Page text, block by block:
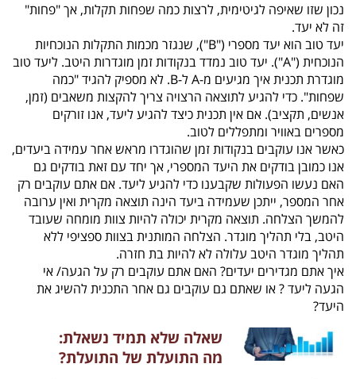
נכון שזו שאיפה לגיטימית, לרצות כמה שפחות תקלות, אך "פחות"
זה לא יעד.
יעד טוב הוא יעד מספרי ("B"), שנגזר מכמות התקלות הנוכחיות
הנוכחית ("A"). יעד טוב נמדד בנקודות זמן מוגדרות היטב. ליעד טוב
מוגדרת תכנית איך מגיעים מ-A ל-B. לא מספיק להגיד "כמה
שפחות". כדי להגיע לתוצאה הרצויה צריך להקצות משאבים (זמן,
אנשים, תקציב). אם אין תכנית כיצד להגיע ליעד, אנו זורקים
מספרים באוויר ומתפללים לטוב.
כאשר אנו עוקבים בנקודות זמן שהוגדרו מראש אחר עמידה ביעדים,
אנו כמובן בודקים את היעד המספרי, אך יחד עם זאת בודקים גם
האם נעשו הפעולות שקבענו כדי להגיע ליעד. אם אתם עוקבים רק
אחר המספר, ייתכן שעמידה ביעד הינה תוצאה מקרית ואין ערובה
להמשך הצלחה. תוצאה מקרית יכולה להיות צוות מומחה שעובד
היטב, בלי תהליך מוגדר. הצלחה המותנית בצוות ספציפי ללא
תהליך מוגדר היטב עלולה לא להיות בת חזרה.
איך אתם מגדירים יעדים? האם אתם עוקבים רק על הגעה/ אי
הגעה ליעד ? או שאתם גם עוקבים גם אחר התכנית להשיג את
היעד?
שאלה שלא תמיד נשאלת:
מה התועלת של התועלת?